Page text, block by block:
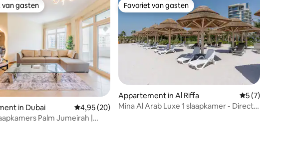
van 4,95 op 5, 22 recensies
van gasten
van gasten
in Dubai Gemiddelde beoordeling van 4,95 op 5, 20 recensies
4,95 (20)
Palm Jumeirah |
Favoriet van gasten
Favoriet van gasten
Appartement in Al Riffa Gemiddelde
5 (7)
Mina Al Arab Luxe 1 slaapkamer - Directe